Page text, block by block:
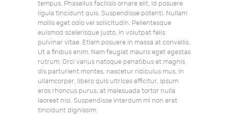
tempus. Phasellus facilisis ornare elit, id posuere
ligula tincidunt quis. Suspendisse potenti. Nullam
mollis eget odio vel sollicitudin. Pellentesque
euismod scelerisque justo, in volutpat felis
pulvinar vitae. Etiam posuere in massa at convallis.
Ut a finibus enim. Nam feugiat mauris eget egestas
rutrum. Orci varius natoque penatibus et magnis
dis parturient montes, nascetur ridiculus mus. In
ullamcorper, libero quis ultrices efficitur, ipsum
eros rhoncus purus, at malesuada tortor nulla
laoreet nisi. Suspendisse interdum mi non erat
tincidunt dignissim.